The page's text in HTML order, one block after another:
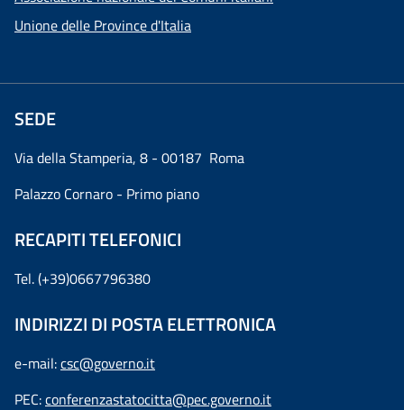
Unione delle Province d'Italia
SEDE
Via della Stamperia, 8 - 00187 Roma
Palazzo Cornaro - Primo piano
RECAPITI TELEFONICI
Tel. (+39)0667796380
INDIRIZZI DI POSTA ELETTRONICA
e-mail:csc@governo.it
PEC:conferenzastatocitta@pec.governo.it